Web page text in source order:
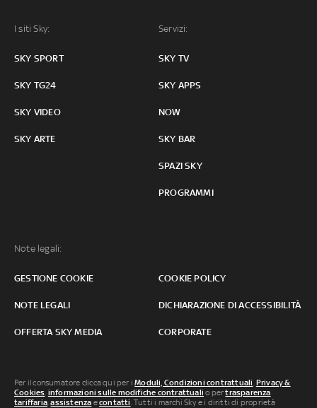
I siti Sky:
SKY SPORT
SKY TG24
SKY VIDEO
SKY ARTE
Servizi:
SKY TV
SKY APPS
NOW
SKY BAR
SPAZI SKY
PROGRAMMI
Note legali:
GESTIONE COOKIE COOKIE POLICY
NOTE LEGALI DICHIARAZIONE DI ACCESSIBILITÀ
OFFERTA SKY MEDIA CORPORATE
Per il consumatore clicca qui per iModuli, Condizioni contrattuali, Privacy &
Cookies, informazioni sulle modifiche contrattuali o pertrasparenza
tariffaria,assistenza econtatti. Tutti i marchi Sky e i diritti di proprietà